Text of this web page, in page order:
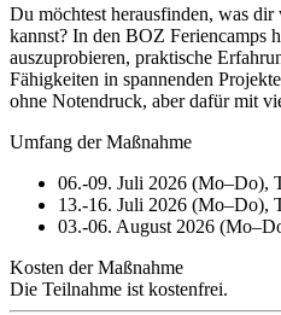
Du möchtest herausfinden, was
kannst? In den BOZ Feriencamps
auszuprobieren, praktische
Fähigkeiten in spannenden
ohne Notendruck, aber dafür mit
Umfang der Maßnahme
06.-09. Juli 2026 (Mo–Do),
13.-16. Juli 2026 (Mo–Do),
03.-06. August 2026
Kosten der Maßnahme
Die Teilnahme ist kostenfrei.